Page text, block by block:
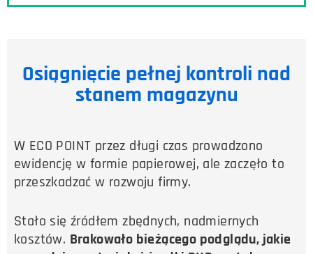
Osiągnięcie pełnej kontroli nad
stanem magazynu
W ECO POINT przez długi czas prowadzono
ewidencję w formie papierowej, ale zaczęło to
przeszkadzać w rozwoju firmy.
Stało się źródłem zbędnych, nadmiernych
kosztów. Brakowało bieżącego podglądu, jakie